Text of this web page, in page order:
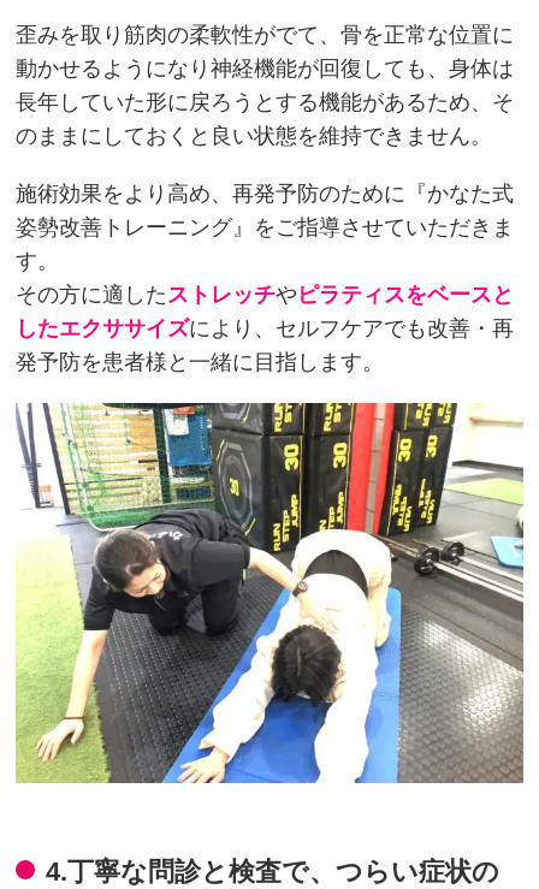
歪みを取り筋肉の柔軟性がでて、骨を正常な位置に
動かせるようになり神経機能が回復しても、身体は
長年していた形に戻ろうとする機能があるため、そ
のままにしておくと良い状態を維持できません。
施術効果をより高め、再発予防のために『かなた式
姿勢改善トレーニング』をご指導させていただきま
す。
その方に適したストレッチや ピラティスをベースと
したエクササイズにより、セルフケアでも改善・再
発予防を患者様と一緒に目指します。
4.丁寧な問診と検査で、つらい症状の